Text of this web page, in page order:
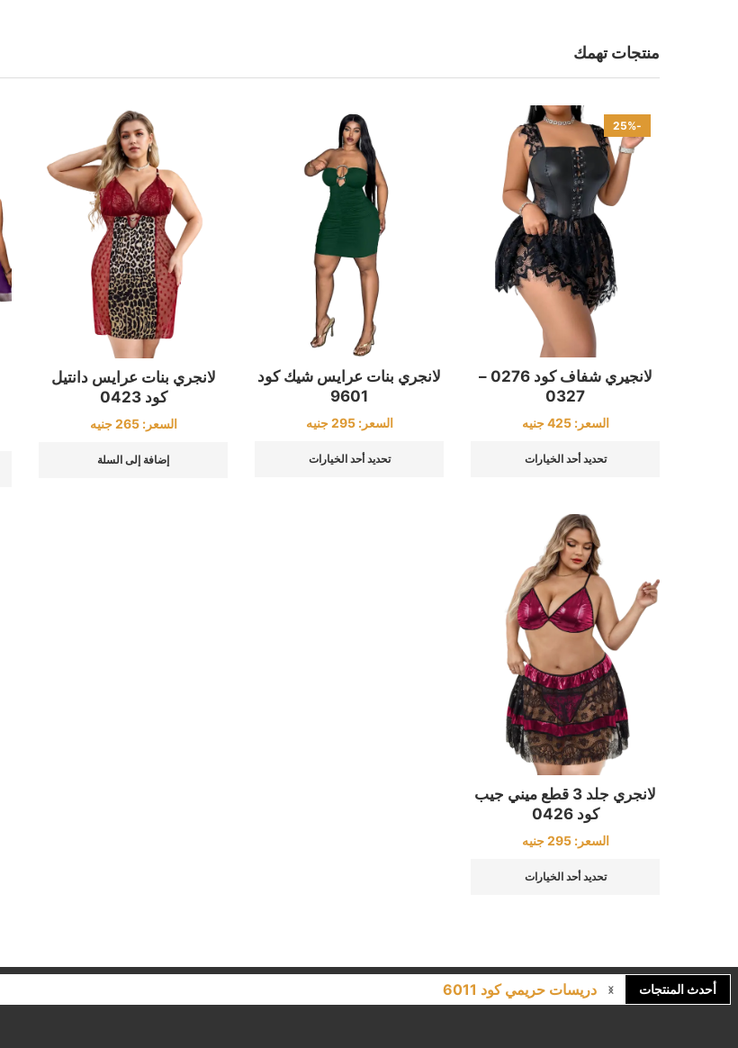
منتجات تهمك
-25%
لانجيري شفاف كود 0276 –
0327
السعر:425 جنيه
تحديد أحد الخيارات
لانجري بنات عرايس شيك كود
9601
السعر:295 جنيه
تحديد أحد الخيارات
لانجري بنات عرايس دانتيل
كود 0423
السعر:265 جنيه
إضافة إلى السلة
لانجري جلد 3 قطع ميني جيب
كود 0426
السعر:295 جنيه
تحديد أحد الخيارات
أحدث المنتجات
دريسات حريمي كود 6011